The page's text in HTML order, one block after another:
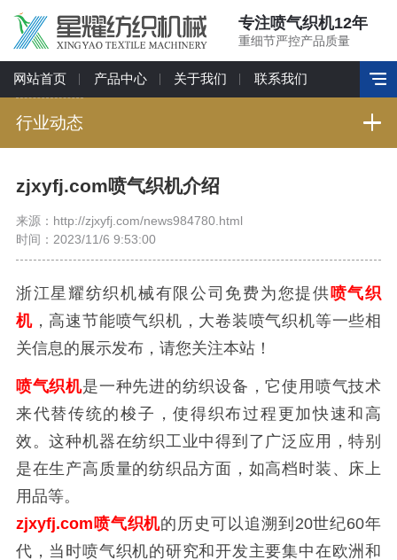
专注喷气织机12年
重细节严控产品质量
网站首页 产品中心 关于我们 联系我们
行业动态
zjxyfj.com喷气织机介绍
来源：http://zjxyfj.com/news984780.html
时间：2023/11/6 9:53:00
浙江星耀纺织机械有限公司免费为您提供喷气织
机，高速节能喷气织机，大卷装喷气织机等一些相
关信息的展示发布，请您关注本站！
喷气织机是一种先进的纺织设备，它使用喷气技术
来代替传统的梭子，使得织布过程更加快速和高
效。这种机器在纺织工业中得到了广泛应用，特别
是在生产高质量的纺织品方面，如高档时装、床上
用品等。
zjxyfj.com喷气织机的历史可以追溯到20世纪60年
代，当时喷气织机的研究和开发主要集中在欧洲和